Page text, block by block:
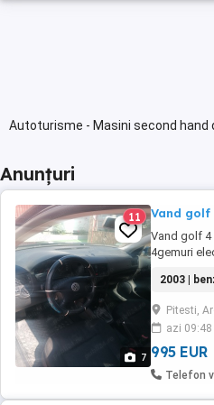
Autoturisme - Masini second hand
Anunțuri
7
11 Vand golf
Vand golf 4
4gemuri
2003 |
Pitesti,
azi 09:48
995 EUR
Telefon